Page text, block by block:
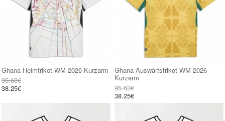
Ghana Heimtrikot WM 2026 Kurzarm
95.63€
38.25€
Ghana Auswärtstrikot WM 2026
Kurzarm
95.63€
38.25€